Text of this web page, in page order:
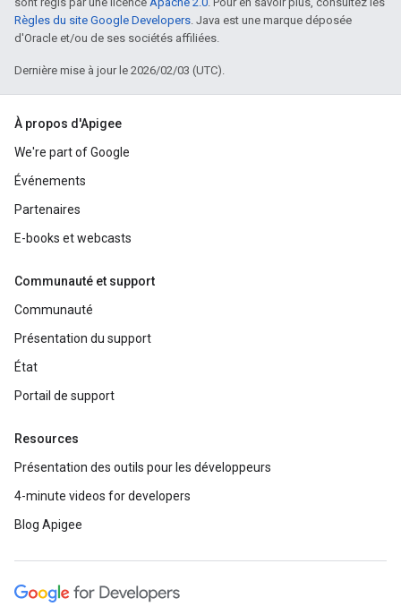
Règles du site Google Developers. Java est une marque déposée
d'Oracle et/ou de ses sociétés affiliées.
Dernière mise à jour le 2026/02/03 (UTC).
À propos d'Apigee
We're part of Google
Événements
Partenaires
E-books et webcasts
Communauté et support
Communauté
Présentation du support
État
Portail de support
Resources
Présentation des outils pour les développeurs
4-minute videos for developers
Blog Apigee